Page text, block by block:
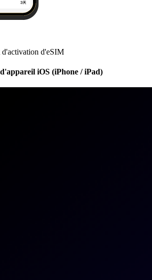
d'activation d'eSIM
iOS (iPhone / iPad)